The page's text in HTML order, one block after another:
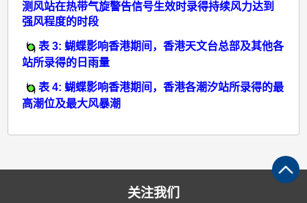
测风站在热带气旋警告信号生效时录得持续风力达到
强风程度的时段
表 3: 蝴蝶影响香港期间，香港天文台总部及其他各
站所录得的日雨量
表 4: 蝴蝶影响香港期间，香港各潮汐站所录得的最
高潮位及最大风暴潮
关注我们